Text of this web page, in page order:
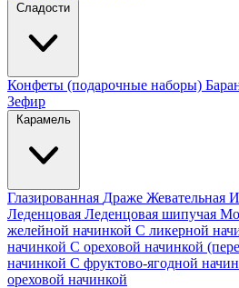
Сладости
Конфеты (подарочные наборы)
Зефир
Карамель
Глазированная Драже Жевательная
Леденцовая Леденцовая шипучая
желейной начинкой С ликерной
начинкой С ореховой начинкой
начинкой С фруктово-ягодной
ореховой начинкой